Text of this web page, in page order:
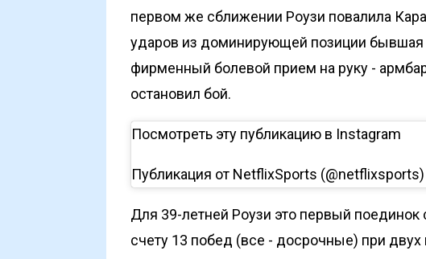
первом же сближении Роузи повалила
ударов из доминирующей позиции бывшая
фирменный болевой прием на руку -
остановил бой.
Посмотреть эту публикацию в Instagram
Публикация от NetflixSports (@netflixsports)
Для 39-летней Роузи это первый поединок
счету 13 побед (все - досрочные) при двух